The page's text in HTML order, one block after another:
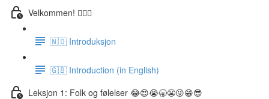
Velkommen! 🙋🏼‍♂️
🇳🇴 Introduksjon
🇬🇧 Introduction (in English)
Leksjon 1: Folk og følelser 😂😍😭🥱😬😜😁😎